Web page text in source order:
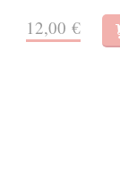
12,00 €